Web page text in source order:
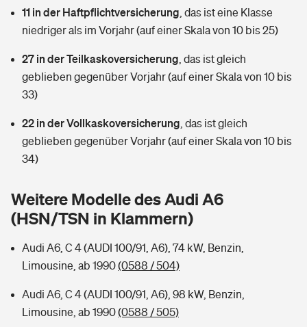
Wer versichert was: Jetzt Versicherer finden
Sie haben Fragen?
Mietkautionsversicherung
Restkreditversicherung
Tools
Hochwasser-Check: Wie gefährdet ist Ihr Haus?
Sie haben Fragen?
Kinderinvalidität
Reiseversicherung
Hundehalter-Haftpflicht
Handyversicherung
Private Cyberversicherung
Zur Übersicht
Tierkrankenversicherung
Tools
Wer versichert was: Jetzt Versicherer finden
Rentenrechner: Wie viel Geld bekomme ich im Alter?
11 in der Haftpflichtversicherung das ist eine Klasse
niedriger als im Vorjahr (auf einer Skala von 10 bis 25)
27 in der Teilkaskoversicherung das ist gleich
geblieben gegenüber Vorjahr (auf einer Skala von 10 bis
33)
22 in der Vollkaskoversicherung das ist gleich
geblieben gegenüber Vorjahr (auf einer Skala von 10 bis
34)
Weitere Modelle des Audi A6
(HSN/TSN in Klammern)
Audi A6, C 4 (AUDI 100/91, A6), 74 kW, Benzin,
Limousine, ab 1990(0588 / 504)
Audi A6, C 4 (AUDI 100/91, A6), 98 kW, Benzin,
Limousine, ab 1990(0588 / 505)